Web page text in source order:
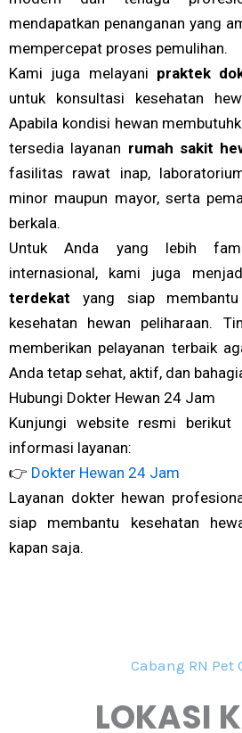
mendapatkan penanganan yang
mempercepat proses pemulihan.
Kami juga melayani praktek
untuk konsultasi kesehatan
Apabila kondisi hewan
tersedia layanan rumah sakit
fasilitas rawat inap,
minor maupun mayor, serta
berkala.
Untuk Anda yang lebih
internasional, kami juga
terdekat yang siap membantu
kesehatan hewan peliharaan.
memberikan pelayanan terbaik
Anda tetap sehat, aktif, dan
Hubungi Dokter Hewan 24 Jam
Kunjungi website resmi berikut
informasi layanan:
👉 Dokter Hewan 24 Jam
Layanan dokter hewan
siap membantu kesehatan
kapan saja.
Cabang RN Pet
LOKASI